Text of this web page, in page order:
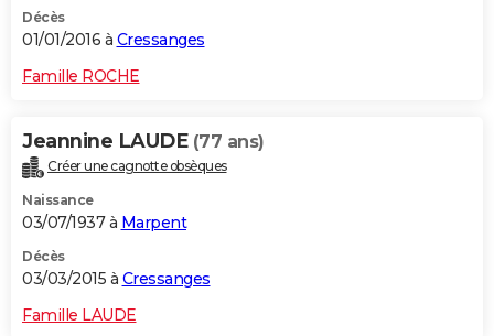
Décès
01/01/2016 à Cressanges
Famille ROCHE
Jeannine LAUDE (77 ans)
Créer une cagnotte obsèques
Naissance
03/07/1937 à Marpent
Décès
03/03/2015 à Cressanges
Famille LAUDE